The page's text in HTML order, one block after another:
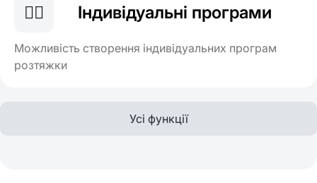
🤸‍♂️ Індивідуальні програми
Можливість створення індивідуальних програм
розтяжки
Усі функції